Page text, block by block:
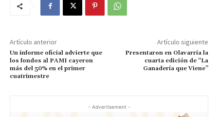
Artículo anterior
Un informe oficial advierte que
los fondos al PAMI cayeron
más del 50% en el primer
cuatrimestre
Artículo siguiente
Presentaron en Olavarría la
cuarta edición de “La
Ganadería que Viene”
- Advertisement -